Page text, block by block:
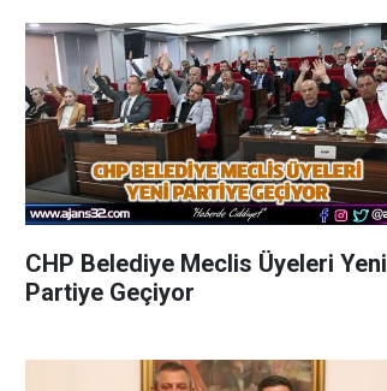
CHP Belediye Meclis Üyeleri Yeni
Partiye Geçiyor